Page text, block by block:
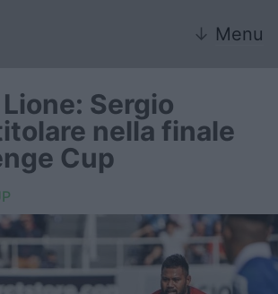
↓ Menu
Sergio
nella finale
Cup